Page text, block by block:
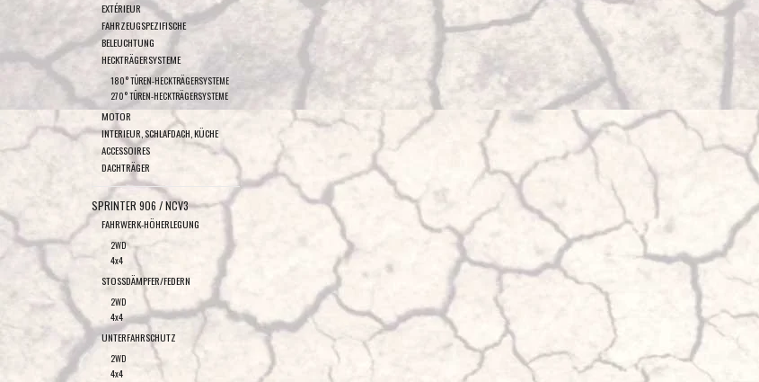
EXTÉRIEUR
FAHRZEUGSPEZIFISCHE
BELEUCHTUNG
HECKTRÄGERSYSTEME
180° TÜREN-HECKTRÄGERSYSTEME
270° TÜREN-HECKTRÄGERSYSTEME
MOTOR
INTERIEUR, SCHLAFDACH, KÜCHE
ACCESSOIRES
DACHTRÄGER
SPRINTER 906 / NCV3
FAHRWERK-HÖHERLEGUNG
2WD
4x4
STOSSDÄMPFER/FEDERN
2WD
4x4
UNTERFAHRSCHUTZ
2WD
4x4